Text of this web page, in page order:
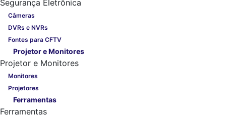
Segurança Eletrônica
Câmeras
DVRs e NVRs
Fontes para CFTV
Projetor e Monitores
Projetor e Monitores
Monitores
Projetores
Ferramentas
Ferramentas